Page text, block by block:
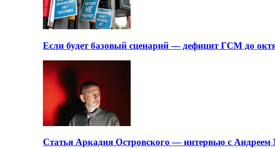
Если будет базовый сценарий — дефицит ГСМ до
Статья Аркадия Островского — интервью с Андреем